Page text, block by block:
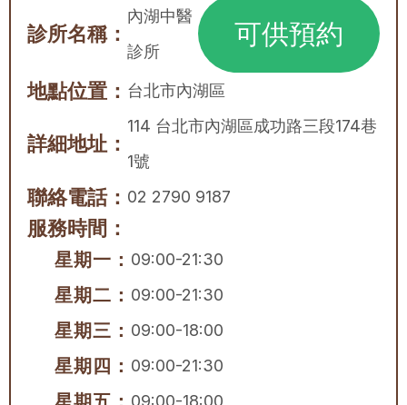
診所名稱：
內湖中醫
診所
可供預約
地點位置： 台北市內湖區
詳細地址：
114 台北市內湖區成功路三段174巷
1號
聯絡電話： 02 2790 9187
服務時間：
星期一： 09:00-21:30
星期二： 09:00-21:30
星期三： 09:00-18:00
星期四： 09:00-21:30
09:00-18:00